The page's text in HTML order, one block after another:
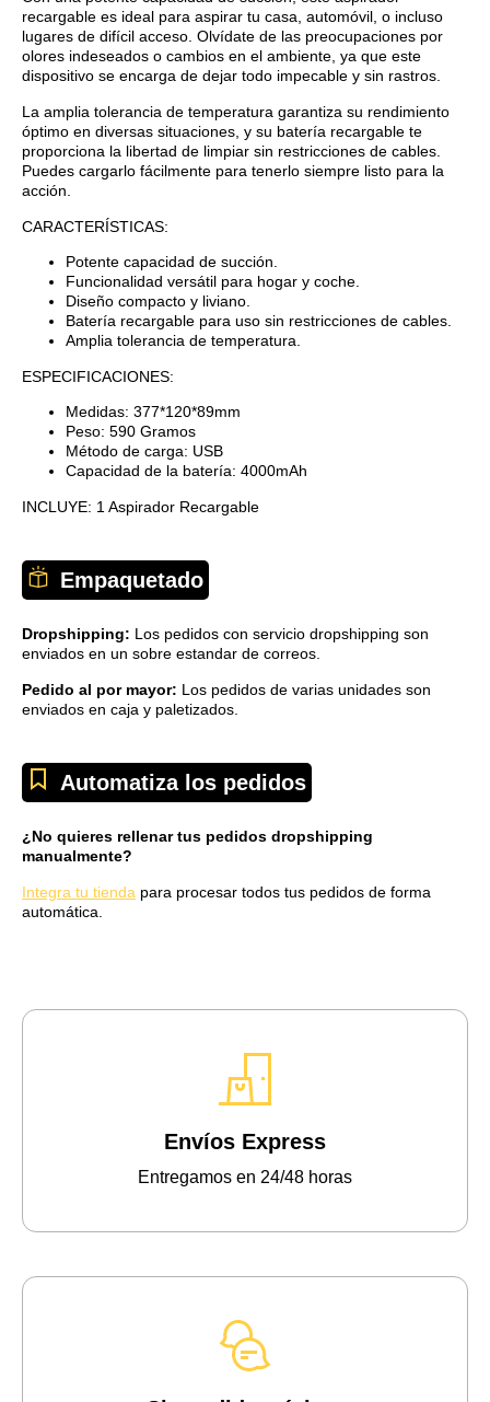
recargable es ideal para aspirar tu casa, automóvil, o incluso
lugares de difícil acceso. Olvídate de las preocupaciones por
olores indeseados o cambios en el ambiente, ya que este
dispositivo se encarga de dejar todo impecable y sin rastros.
La amplia tolerancia de temperatura garantiza su rendimiento
óptimo en diversas situaciones, y su batería recargable te
proporciona la libertad de limpiar sin restricciones de cables.
Puedes cargarlo fácilmente para tenerlo siempre listo para la
acción.
CARACTERÍSTICAS:
Potente capacidad de succión.
Funcionalidad versátil para hogar y coche.
Diseño compacto y liviano.
Batería recargable para uso sin restricciones de cables.
Amplia tolerancia de temperatura.
ESPECIFICACIONES:
Medidas: 377*120*89mm
Peso: 590 Gramos
Método de carga: USB
Capacidad de la batería: 4000mAh
INCLUYE: 1 Aspirador Recargable
Empaquetado
Dropshipping: Los pedidos con servicio dropshipping son
enviados en un sobre estandar de correos.
Pedido al por mayor: Los pedidos de varias unidades son
enviados en caja y paletizados.
Automatiza los pedidos
¿No quieres rellenar tus pedidos dropshipping
manualmente?
Integra tu tienda para procesar todos tus pedidos de forma
automática.
Envíos Express
Entregamos en 24/48 horas